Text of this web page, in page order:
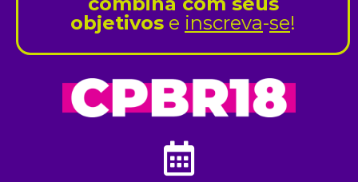
objetivos e inscreva-se!